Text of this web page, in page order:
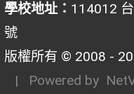
學校地址： 114012
號
版權所有 © 2008 -
| Powered by